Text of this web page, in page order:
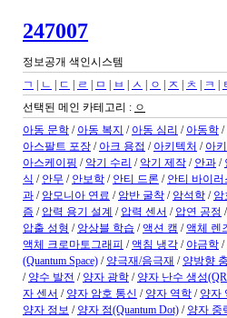
247007
정보공개 색인시스템
ㄱ
ㄴ ㄷ ㄹ ㅁ ㅂ ㅅ ㅇ ㅈ ㅊ ㅋ
선택된 메인 카테고리 : ㅇ
아동 문학 / 아동 복지 / 아동 심리 / 아동학 /
아스팔트 포장 / 아크 용접 / 아키텍처 / 아
아스케이핑 / 악기 수리 / 악기 제작 / 안과 /
식 / 안무 / 안보학 / 안티 드론 / 안티 바이러
과 / 암모니아 연료 / 암반 굴착 / 암석학 / 암
즘 / 압력 용기 설계 / 압력 센서 / 압연 공정 /
압출 성형 / 앙상블 학습 /액션 캠 /액체 렌
액체 크로마토그래피 /액침 냉각 / 야금학 /
(Quantum Space) / 양극재/음극재 / 양방향
/ 양수 발전 / 양자 광학 / 양자 난수 생성
자 센서 / 양자 암호 통신 / 양자 역학 / 양자
양자 정보 / 양자 점(Quantum Dot) / 양자 중